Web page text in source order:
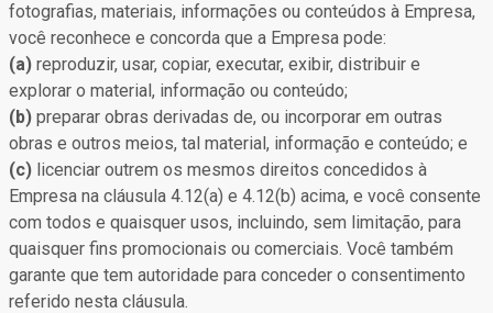
fotografias, materiais, informações ou conteúdos à Empresa,
você reconhece e concorda que a Empresa pode:
(a) reproduzir, usar, copiar, executar, exibir, distribuir e
explorar o material, informação ou conteúdo;
(b) preparar obras derivadas de, ou incorporar em outras
obras e outros meios, tal material, informação e conteúdo; e
(c) licenciar outrem os mesmos direitos concedidos à
Empresa na cláusula 4.12(a) e 4.12(b) acima, e você consente
com todos e quaisquer usos, incluindo, sem limitação, para
quaisquer fins promocionais ou comerciais. Você também
garante que tem autoridade para conceder o consentimento
referido nesta cláusula.